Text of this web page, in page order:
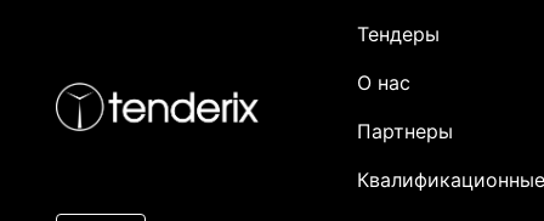
Тендеры
О нас
Партнеры